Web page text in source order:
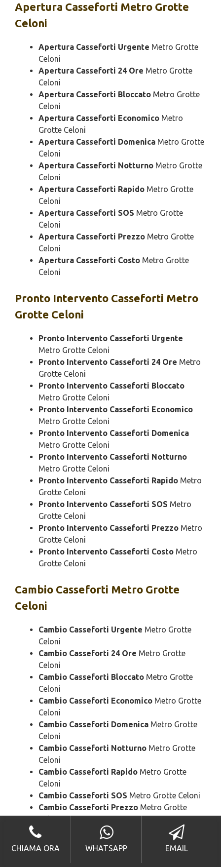
Apertura Casseforti Metro Grotte
Celoni
Apertura Casseforti Urgente Metro Grotte
Celoni
Apertura Casseforti 24 Ore Metro Grotte
Celoni
Apertura Casseforti Bloccato Metro Grotte
Celoni
Apertura Casseforti Economico Metro
Grotte Celoni
Apertura Casseforti Domenica Metro Grotte
Celoni
Apertura Casseforti Notturno Metro Grotte
Celoni
Apertura Casseforti Rapido Metro Grotte
Celoni
Apertura Casseforti SOS Metro Grotte
Celoni
Apertura Casseforti Prezzo Metro Grotte
Celoni
Apertura Casseforti Costo Metro Grotte
Celoni
Pronto Intervento Casseforti Metro
Grotte Celoni
Pronto Intervento Casseforti Urgente
Metro Grotte Celoni
Pronto Intervento Casseforti 24 Ore Metro
Grotte Celoni
Pronto Intervento Casseforti Bloccato
Metro Grotte Celoni
Pronto Intervento Casseforti Economico
Metro Grotte Celoni
Pronto Intervento Casseforti Domenica
Metro Grotte Celoni
Pronto Intervento Casseforti Notturno
Metro Grotte Celoni
Pronto Intervento Casseforti Rapido Metro
Grotte Celoni
Pronto Intervento Casseforti SOS Metro
Grotte Celoni
Pronto Intervento Casseforti Prezzo Metro
Grotte Celoni
Pronto Intervento Casseforti Costo Metro
Grotte Celoni
Cambio Casseforti Metro Grotte
Celoni
Cambio Casseforti Urgente Metro Grotte
Celoni
Cambio Casseforti 24 Ore Metro Grotte
Celoni
Cambio Casseforti Bloccato Metro Grotte
Celoni
Cambio Casseforti Economico Metro Grotte
Celoni
Cambio Casseforti Domenica Metro Grotte
Celoni
Cambio Casseforti Notturno Metro Grotte
Celoni
Cambio Casseforti Rapido Metro Grotte
Celoni
Cambio Casseforti SOS Metro Grotte Celoni
Cambio Casseforti Prezzo Metro Grotte
Cambio Casseforti Costo
Metro Grotte Celoni
CHIAMA ORA WHATSAPP EMAIL